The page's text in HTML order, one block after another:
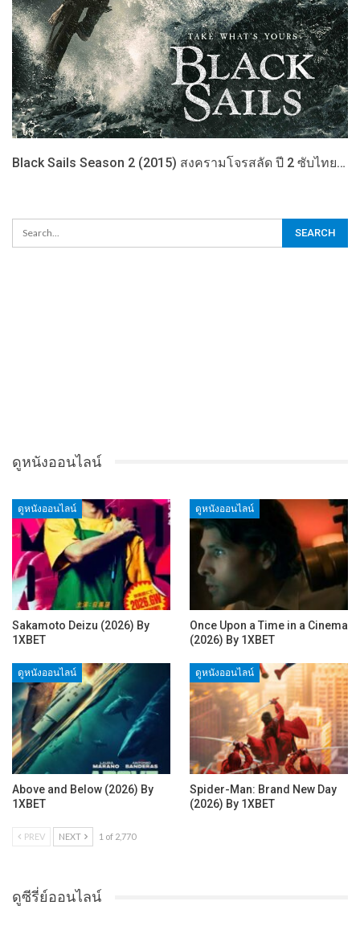
Black Sails Season 2 (2015) สงครามโจรสลัด ปี 2 ซับไทย…
ดูหนังออนไลน์
ดูหนังออนไลน์
Sakamoto Deizu (2026) By
1XBET
ดูหนังออนไลน์
Once Upon a Time in a Cinema
(2026) By 1XBET
ดูหนังออนไลน์
Above and Below (2026) By
1XBET
ดูหนังออนไลน์
Spider-Man: Brand New Day
(2026) By 1XBET
PREV NEXT 1 of 2,770
ดูซีรี่ย์ออนไลน์